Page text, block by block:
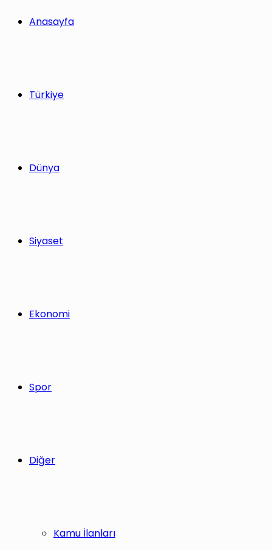
Anasayfa
Türkiye
Dünya
Siyaset
Ekonomi
Spor
Diğer
Kamu İlanları